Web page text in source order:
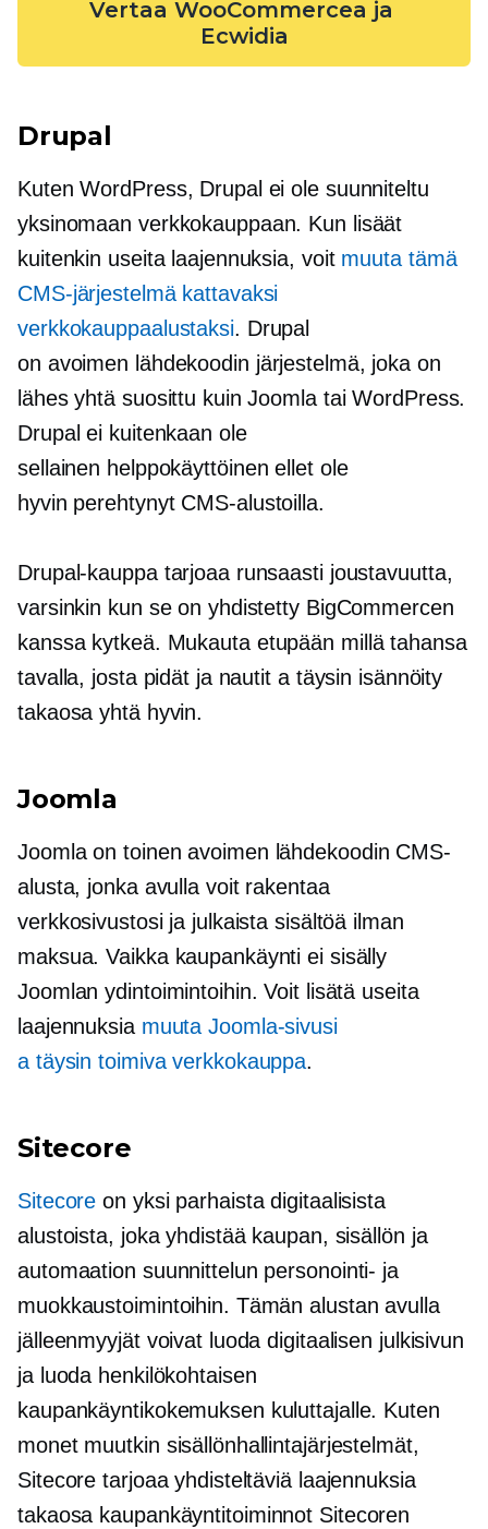
Vertaa WooCommercea ja
Ecwidia
Drupal
Kuten WordPress, Drupal ei ole suunniteltu
yksinomaan verkkokauppaan. Kun lisäät
kuitenkin useita laajennuksia, voit muuta tämä
CMS-järjestelmä kattavaksi
verkkokauppaalustaksi. Drupal
on avoimen lähdekoodin järjestelmä, joka on
lähes yhtä suosittu kuin Joomla tai WordPress.
Drupal ei kuitenkaan ole
sellainen helppokäyttöinen ellet ole
hyvin perehtynytCMS-alustoilla.
Drupal-kauppa tarjoaa runsaasti joustavuutta,
varsinkin kun se on yhdistetty BigCommercen
kanssa kytkeä. Mukauta etupään millä tahansa
tavalla, josta pidät ja nautit a täysin isännöity
takaosa yhtä hyvin.
Joomla
Joomla on toinenavoimen lähdekoodin CMS-
alusta, jonka avulla voit rakentaa
verkkosivustosi ja julkaista sisältöä ilman
maksua. Vaikka kaupankäynti ei sisälly
Joomlan ydintoimintoihin. Voit lisätä useita
laajennuksia muuta Joomla-sivusi
a täysin toimivaverkkokauppa.
Sitecore
Sitecore on yksi parhaista digitaalisista
alustoista, joka yhdistää kaupan, sisällön ja
automaation suunnittelun personointi- ja
muokkaustoimintoihin. Tämän alustan avulla
jälleenmyyjät voivat luoda digitaalisen julkisivun
ja luoda henkilökohtaisen
kaupankäyntikokemuksen kuluttajalle. Kuten
monet muutkin sisällönhallintajärjestelmät,
Sitecore tarjoaa yhdisteltäviä laajennuksia
takaosa kaupankäyntitoiminnot Sitecoren